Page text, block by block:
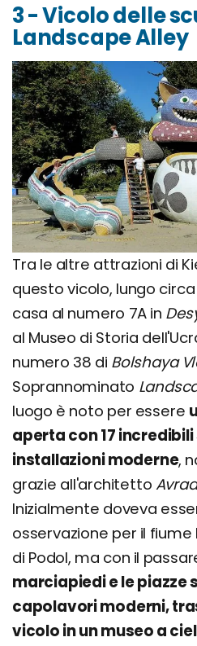
3 - Vicolo delle
Landscape Alley
Tra le altre attrazioni di
questo vicolo, lungo circa
casa al numero 7A in
al Museo di Storia
numero 38 di Bolshaya
Soprannominato
luogo è noto per essere
aperta con 17
installazioni moderne,
grazie all'architetto
Inizialmente doveva
osservazione per il
di Podol, ma con il
marciapiedi e le piazze
capolavori moderni,
vicolo in un museo a